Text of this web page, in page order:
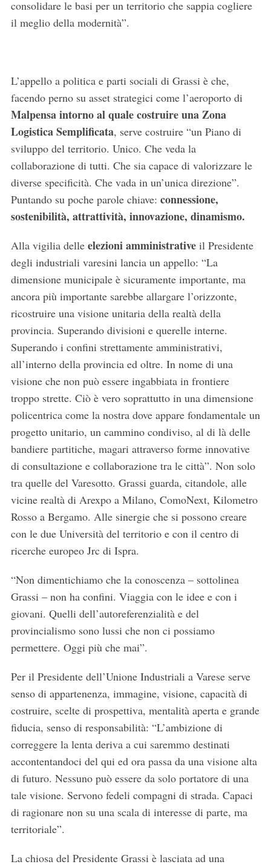
consolidare le basi per un territorio che sappia cogliere
il meglio della modernità”.
L’appello a politica e parti sociali di Grassi è che,
facendo perno su asset strategici come l’aeroporto di
Malpensa intorno al quale costruire una Zona
Logistica Semplificata, serve costruire “un Piano di
sviluppo del territorio. Unico. Che veda la
collaborazione di tutti. Che sia capace di valorizzare le
diverse specificità. Che vada in un’unica direzione”.
Puntando su poche parole chiave: connessione,
sostenibilità, attrattività, innovazione, dinamismo.
Alla vigilia delle elezioni amministrativeil Presidente
degli industriali varesini lancia un appello: “La
dimensione municipale è sicuramente importante, ma
ancora più importante sarebbe allargare l’orizzonte,
ricostruire una visione unitaria della realtà della
provincia. Superando divisioni e querelle interne.
Superando i confini strettamente amministrativi,
all’interno della provincia ed oltre. In nome di una
visione che non può essere ingabbiata in frontiere
troppo strette. Ciò è vero soprattutto in una dimensione
policentrica come la nostra dove appare fondamentale un
progetto unitario, un cammino condiviso, al di là delle
bandiere partitiche, magari attraverso forme innovative
di consultazione e collaborazione tra le città”. Non solo
tra quelle del Varesotto. Grassi guarda, citandole, alle
vicine realtà di Arexpo a Milano, ComoNext, Kilometro
Rosso a Bergamo. Alle sinergie che si possono creare
con le due Università del territorio e con il centro di
ricerche europeo Jrc di Ispra.
“Non dimentichiamo che la conoscenza – sottolinea
Grassi – non ha confini. Viaggia con le idee e con i
giovani. Quelli dell’autoreferenzialità e del
provincialismo sono lussi che non ci possiamo
permettere. Oggi più che mai”.
Per il Presidente dell’Unione Industriali a Varese serve
senso di appartenenza, immagine, visione, capacità di
costruire, scelte di prospettiva, mentalità aperta e grande
fiducia, senso di responsabilità: “L’ambizione di
correggere la lenta deriva a cui saremmo destinati
accontentandoci del qui ed ora passa da una visione alta
di futuro. Nessuno può essere da solo portatore di una
tale visione. Servono fedeli compagni di strada. Capaci
di ragionare non su una scala di interesse di parte, ma
territoriale”.
La chiosa del Presidente Grassi è lasciata ad una
e
a
r
c
f
o
r
: